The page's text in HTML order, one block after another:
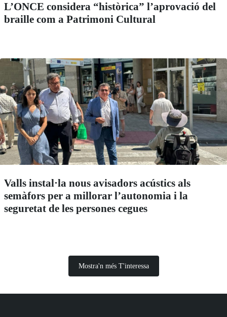
L’ONCE considera “històrica” l’aprovació del
braille com a Patrimoni Cultural
Valls instal·la nous avisadors acústics als
semàfors per a millorar l’autonomia i la
seguretat de les persones cegues
Mostra'n més T'interessa